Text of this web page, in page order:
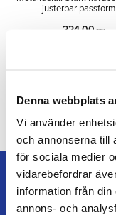
Denna webbplats
Vi använder
och annonserna till
för sociala medier
vidarebefordrar
information från
annons- och
justerbar
224,00 SEK